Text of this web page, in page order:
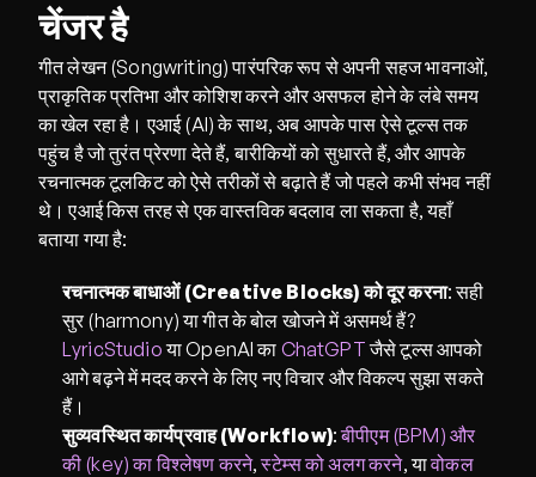
चेंजर है
गीत लेखन (Songwriting) पारंपरिक रूप से अपनी सहज भावनाओं,
प्राकृतिक प्रतिभा और कोशिश करने और असफल होने के लंबे समय
का खेल रहा है। एआई (AI) के साथ, अब आपके पास ऐसे टूल्स तक
पहुंच है जो तुरंत प्रेरणा देते हैं, बारीकियों को सुधारते हैं, और आपके
रचनात्मक टूलकिट को ऐसे तरीकों से बढ़ाते हैं जो पहले कभी संभव नहीं
थे। एआई किस तरह से एक वास्तविक बदलाव ला सकता है, यहाँ
बताया गया है:
रचनात्मक बाधाओं (Creative Blocks) को दूर करना: सही
सुर (harmony) या गीत के बोल खोजने में असमर्थ हैं?
LyricStudio या OpenAI का ChatGPT जैसे टूल्स आपको
आगे बढ़ने में मदद करने के लिए नए विचार और विकल्प सुझा सकते
हैं।
सुव्यवस्थित कार्यप्रवाह (Workflow): बीपीएम (BPM) और
की (key) का विश्लेषण करने, स्टेम्स को अलग करने, या वोकल